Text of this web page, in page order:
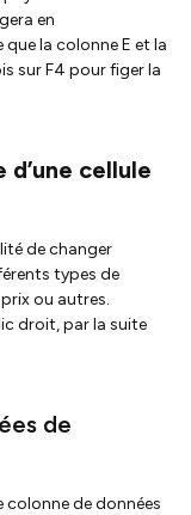
en
que la colonne E et la
sur F4 pour figer la
cellule
de changer
types de
prix ou autres.
droit, par la suite
de
colonne de données